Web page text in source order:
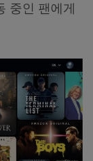
중인 팬에게